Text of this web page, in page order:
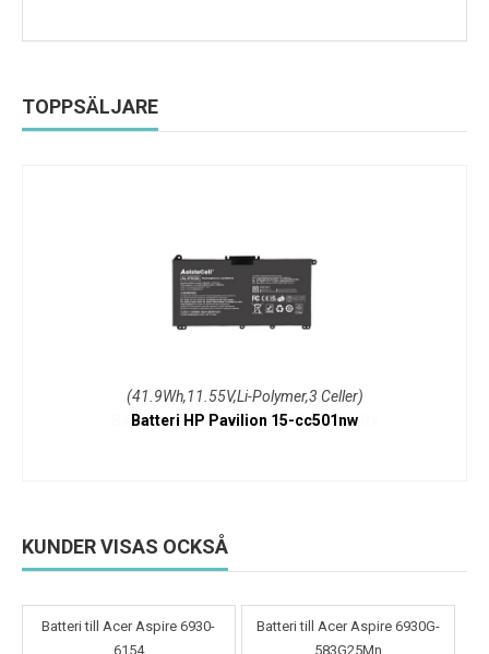
TOPPSÄLJARE
(41.9Wh,11.55V,Li-Polymer,3 Celler)
Batteri HP Pavilion 15-cc501nw
KUNDER VISAS OCKSÅ
Batteri till Acer Aspire 6930-
6154
Batteri till Acer Aspire 6930G-
583G25Mn